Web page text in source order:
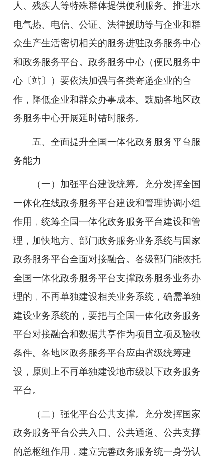
人、残疾人等特殊群体提供便利服务。推进水
电气热、电信、公证、法律援助等与企业和群
众生产生活密切相关的服务进驻政务服务中心
和政务服务平台。政务服务中心（便民服务中
心〔站〕）要依法加强与各类寄递企业的合
作，降低企业和群众办事成本。鼓励各地区政
务服务中心开展延时错时服务。
五、全面提升全国一体化政务服务平台服
务能力
（一）加强平台建设统筹。 充分发挥全国
一体化在线政务服务平台建设和管理协调小组
作用，统筹全国一体化政务服务平台建设和管
理，加快地方、部门政务服务业务系统与国家
政务服务平台全面对接融合。各级部门能依托
全国一体化政务服务平台支撑政务服务业务办
理的，不再单独建设相关业务系统，确需单独
建设业务系统的，要把与全国一体化政务服务
平台对接融合和数据共享作为项目立项及验收
条件。各地区政务服务平台应由省级统筹建
设，原则上不再单独建设地市级以下政务服务
平台。
（二）强化平台公共支撑。 充分发挥国家
政务服务平台公共入口、公共通道、公共支撑
的总枢纽作用，建立完善政务服务统一身份认